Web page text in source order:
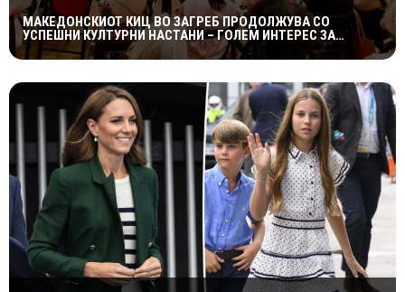
МАКЕДОНСКИОТ КИЦ ВО ЗАГРЕБ ПРОДОЛЖУВА СО
УСПЕШНИ КУЛТУРНИ НАСТАНИ – ГОЛЕМ ИНТЕРЕС ЗА
„ИСТОРИЈА НА МАКЕДОНСКАТА РОК МУЗИКА“